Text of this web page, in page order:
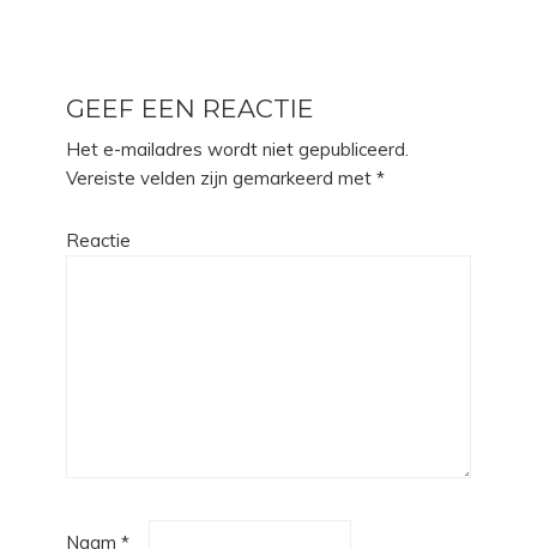
GEEF EEN REACTIE
Het e-mailadres wordt niet gepubliceerd.
Vereiste velden zijn gemarkeerd met *
Reactie
Naam *